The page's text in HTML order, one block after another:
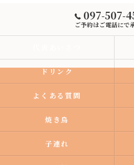
097-507-
ご予約はご電話にで
ドリンク
よくある質問
焼き鳥
子連れ